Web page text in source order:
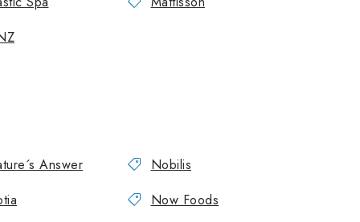
Answer
Nobilis
Now Foods